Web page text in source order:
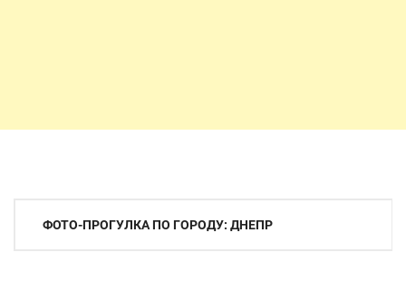
Навигация
ФОТО-ПРОГУЛКА ПО ГОРОДУ: ДНЕПР